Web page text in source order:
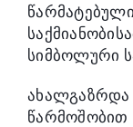
წარმატებული
სიმბოლური
ახალგაზრდა